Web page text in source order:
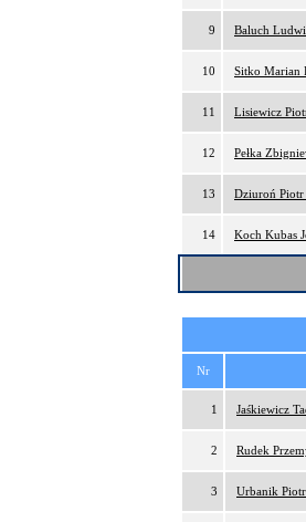
9 Baluch
10 Sitko Marian
11 Lisiewicz
12 Pełka
13 Dziuroń Piotr
14 Koch Kubas
Nr
1 Jaśkiewicz
2 Rudek
3 Urbanik